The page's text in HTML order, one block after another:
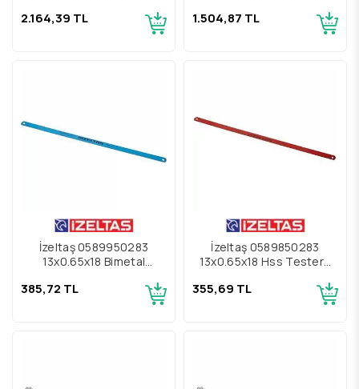
2.164,39 TL 1.504,87 TL
İzeltaş 0589950283
13x0.65x18 Bimetal
385,72 TL
İzeltaş 0589850283
13x0.65x18 Hss Testere
355,69 TL